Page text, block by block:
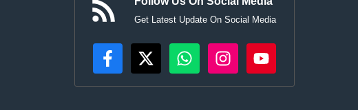
Get Latest Update On Social Media